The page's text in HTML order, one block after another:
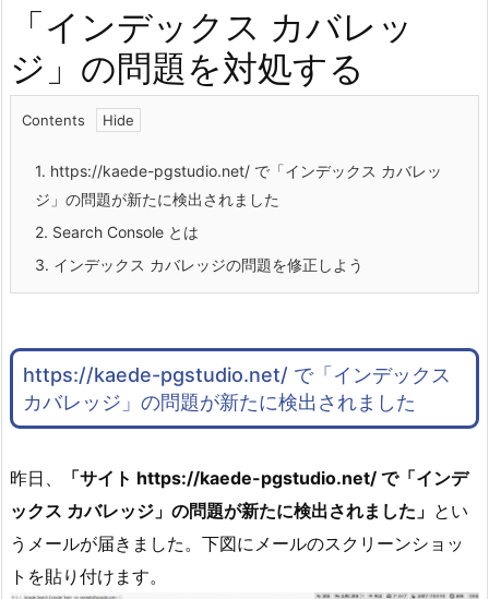
「インデックス カバレッ
ジ」の問題を対処する
Contents
1. https://kaede-pgstudio.net/ で「インデックス カバレッ
ジ」の問題が新たに検出されました
2. Search Console とは
3. インデックス カバレッジの問題を修正しよう
https://kaede-pgstudio.net/ で「インデックス
カバレッジ」の問題が新たに検出されました
昨日、
「サイト https://kaede-pgstudio.net/ で「インデ
ックス カバレッジ」の問題が新たに検出されました」 とい
うメールが届きました。下図にメールのスクリーンショッ
トを貼り付けます。